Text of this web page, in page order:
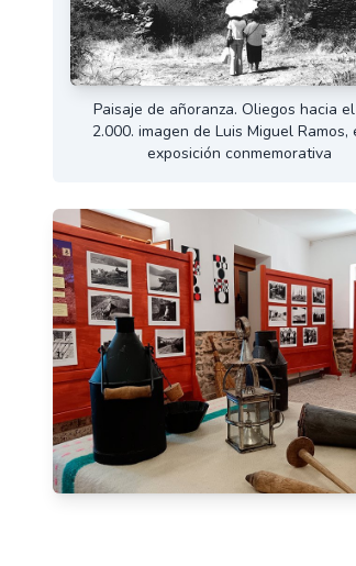
Paisaje de añoranza. Oliegos hacia
2.000. imagen de Luis Miguel Ramos,
exposición conmemorativa